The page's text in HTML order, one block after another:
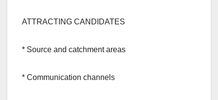
ATTRACTING CANDIDATES
* Source and catchment areas
* Communication channels